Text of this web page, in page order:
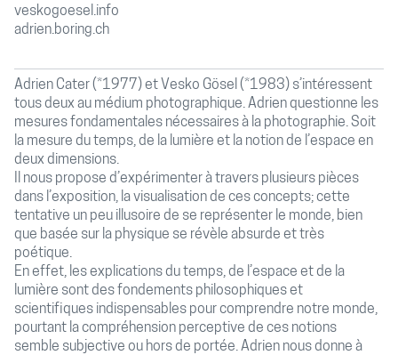
veskogoesel.info
adrien.boring.ch
Adrien Cater (*1977) et Vesko Gösel (*1983) s’intéressent
tous deux au médium photographique. Adrien questionne les
mesures fondamentales nécessaires à la photographie. Soit
la mesure du temps, de la lumière et la notion de l’espace en
deux dimensions.
Il nous propose d’expérimenter à travers plusieurs pièces
dans l’exposition, la visualisation de ces concepts; cette
tentative un peu illusoire de se représenter le monde, bien
que basée sur la physique se révèle absurde et très
poétique.
En effet, les explications du temps, de l’espace et de la
lumière sont des fondements philosophiques et
scientifiques indispensables pour comprendre notre monde,
pourtant la compréhension perceptive de ces notions
semble subjective ou hors de portée. Adrien nous donne à